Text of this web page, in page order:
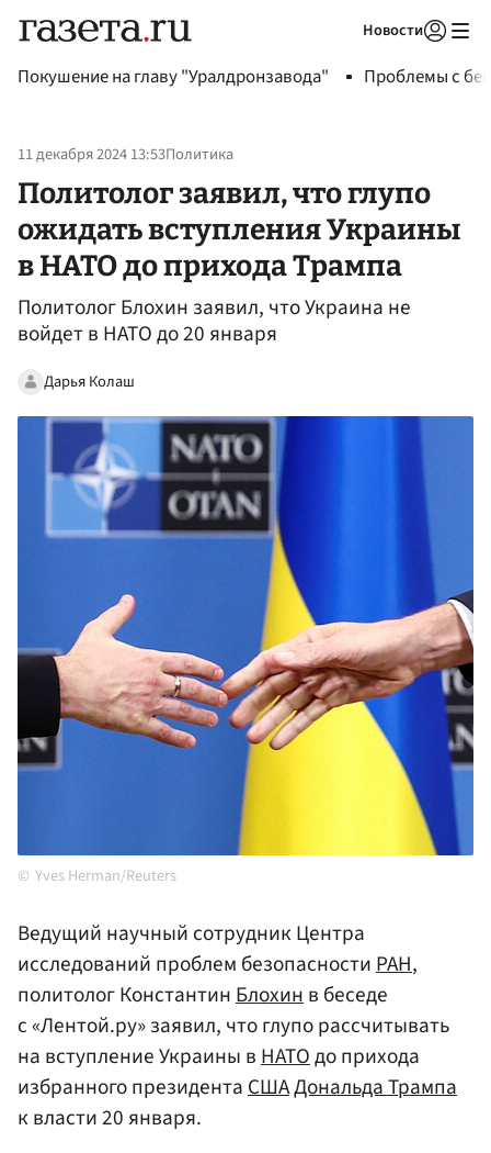
Новости
Покушение на главу "Уралдронзавода" Проблемы с
11 декабря 2024 13:53Политика
Политолог заявил, что глупо
ожидать вступления Украины
в НАТО до прихода Трампа
Политолог Блохин заявил, что Украина не
войдет в НАТО до 20 января
Дарья Колаш
Yves Herman/Reuters
Ведущий научный сотрудник Центра
исследований проблем безопасностиРАН,
политолог КонстантинБлохинв беседе
с «Лентой.ру» заявил, что глупо рассчитывать
на вступление Украины вНАТОдо прихода
избранного президентаСШАДональда Трампа
к власти 20 января.